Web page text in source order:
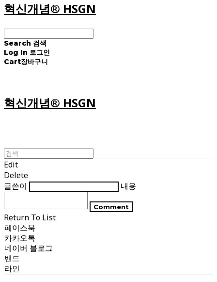
혁신개념® HSGN
Search 검색
Log In 로그인
Cart장바구니
혁신개념® HSGN
Edit
Delete
글쓴이
내용
Comment
Return To List
페이스북
카카오톡
네이버 블로그
밴드
라인